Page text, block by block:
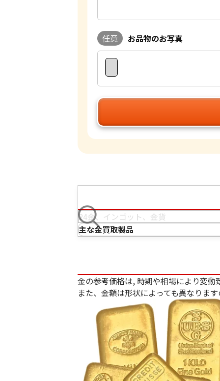
任意 お品物のお写真
主な金買取製品
金の参考価格は, 時期や相場により変動
また、金額は形状によっても異なりま